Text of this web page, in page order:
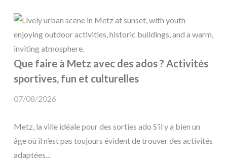
Que faire à Metz avec des ados ? Activités
sportives, fun et culturelles
07/08/2026
Metz, la ville idéale pour des sorties ado S’il y a bien un
âge où il n’est pas toujours évident de trouver des activités
adaptées...